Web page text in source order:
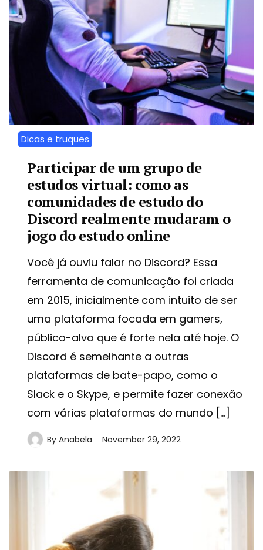
Dicas e truques
Participar de um grupo de
estudos virtual: como as
comunidades de estudo do
Discord realmente mudaram o
jogo do estudo online
Você já ouviu falar no Discord? Essa
ferramenta de comunicação foi criada
em 2015, inicialmente com intuito de ser
uma plataforma focada em gamers,
público-alvo que é forte nela até hoje. O
Discord é semelhante a outras
plataformas de bate-papo, como o
Slack e o Skype, e permite fazer conexão
com várias plataformas do mundo […]
By Anabela November 29, 2022